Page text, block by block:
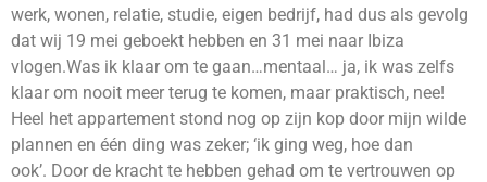
werk, wonen, relatie, studie, eigen bedrijf, had dus als gevolg
dat wij 19 mei geboekt hebben en 31 mei naar Ibiza
vlogen.Was ik klaar om te gaan…mentaal… ja, ik was zelfs
klaar om nooit meer terug te komen, maar praktisch, nee!
Heel het appartement stond nog op zijn kop door mijn wilde
plannen en één ding was zeker; ‘ik ging weg, hoe dan
ook’. Door de kracht te hebben gehad om te vertrouwen op